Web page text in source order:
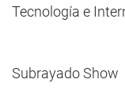
Tecnología e
Subrayado Show